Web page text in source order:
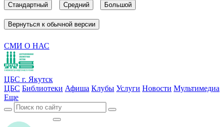
Стандартный Средний Большой
Вернуться к обычной версии
СМИ О НАС
ЦБС г. Якутск
ЦБС Библиотеки Афиша Клубы Услуги Новости Мультимедиа
Еще